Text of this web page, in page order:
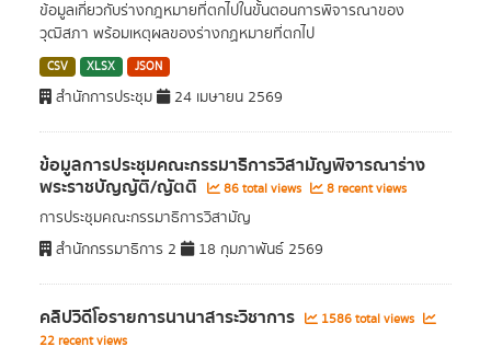
ข้อมูลเกี่ยวกับร่างกฎหมายที่ตกไปในขั้นตอนการพิจารณาของ
วุฒิสภา พร้อมเหตุผลของร่างกฏหมายที่ตกไป
CSV XLSX JSON
สำนักการประชุม 24 เมษายน 2569
ข้อมูลการประชุมคณะกรรมาธิการวิสามัญพิจารณาร่าง
พระราชบัญญัติ/ญัตติ 86 total views 8 recent views
การประชุมคณะกรรมาธิการวิสามัญ
สำนักกรรมาธิการ 2
18 กุมภาพันธ์ 2569
คลิปวิดีโอรายการนานาสาระวิชาการ
1586 total views
22 recent views